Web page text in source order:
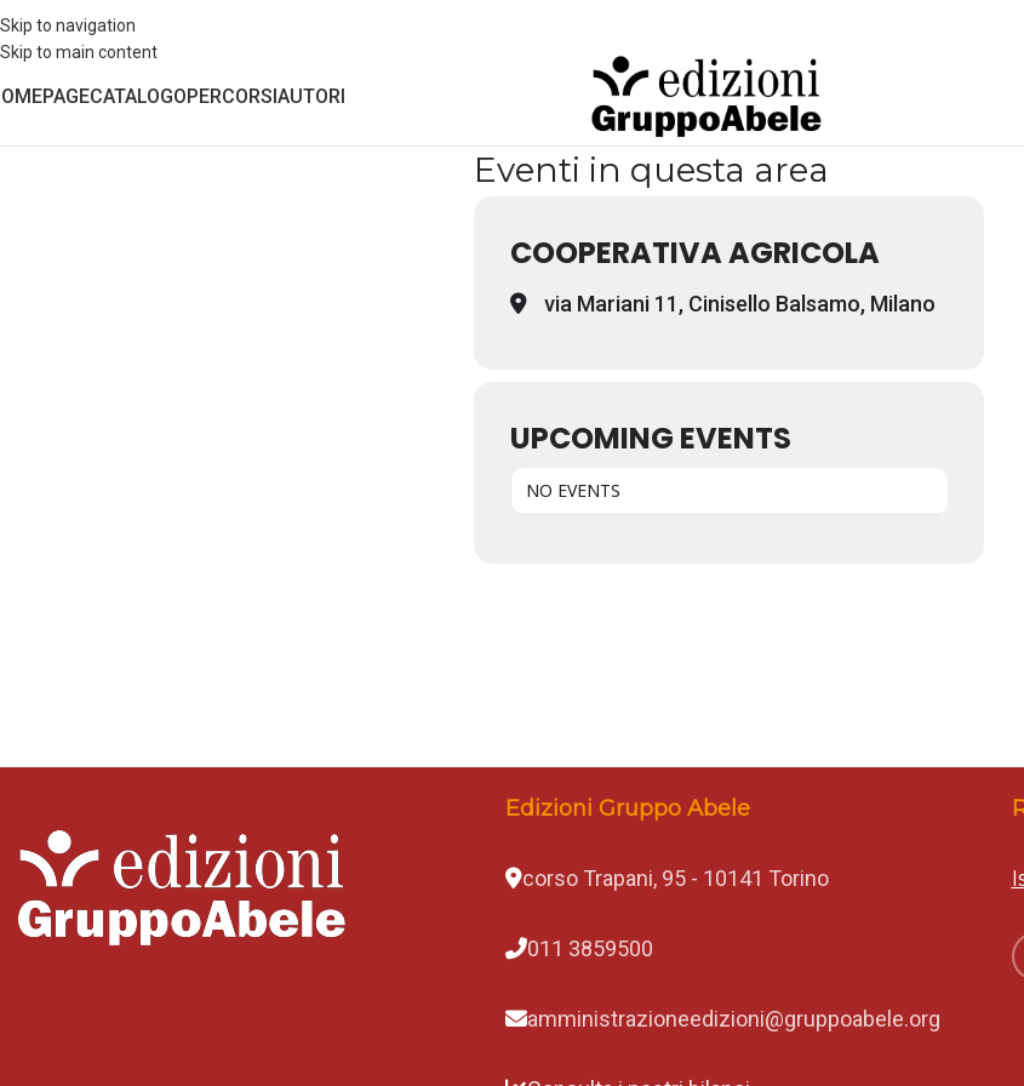
Skip to navigation
Skip to main content
CATALOGOPERCORSIAUTORI
Eventi in questa area
COOPERATIVA AGRICOLA
via Mariani 11, Cinisello Balsamo, Milano
UPCOMING EVENTS
NO EVENTS
Edizioni Gruppo Abele
corso Trapani, 95 - 10141 Torino
011 3859500
amministrazioneedizioni@gruppoabele.org